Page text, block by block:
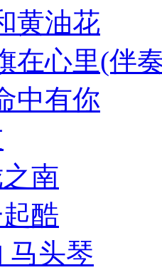
黄油花
在心里(伴
中有你
南
酷
马头琴